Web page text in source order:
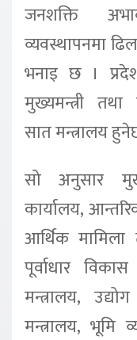
जनशक्ति
व्यवस्थापनमा
भनाइ छ ।
मुख्यमन्त्री तथा
सात मन्त्रालय
सो अनुसार
कार्यालय,
आर्थिक मामिला
पूर्वाधार
मन्त्रालय,
मन्त्रालय, भूमि